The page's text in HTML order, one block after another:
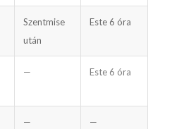
Szentmise
után
Este 6 óra
— Este 6 óra
— —